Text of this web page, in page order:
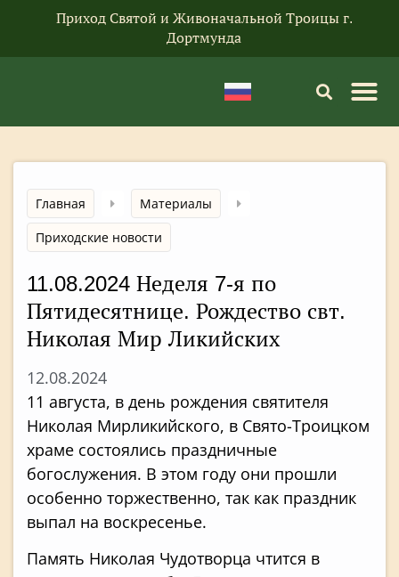
Приход Святой и Живоначальной Троицы г.
Дортмунда
Главная
Материалы
Приходские новости
11.08.2024 Неделя 7-я по
Пятидесятнице. Рождество свт.
Николая Мир Ликийских
12.08.2024
11 августа, в день рождения святителя
Николая Мирликийского, в Свято-Троицком
храме состоялись праздничные
богослужения. В этом году они прошли
особенно торжественно, так как праздник
выпал на воскресенье.
Память Николая Чудотворца чтится в